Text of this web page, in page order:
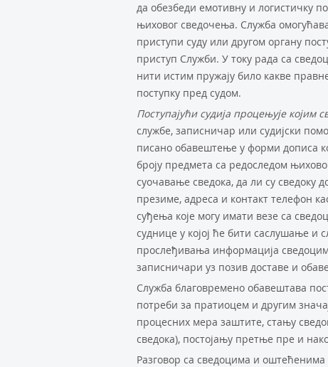
да обезбеди емотивну и логистичку
њиховог сведочења. Служба
приступи суду или другом органу
приступ Служби. У току рада са
нити истим пружају било какве
поступку пред судом.
Поступајући судија процењује
службе, записничар или судијски
писано обавештење у форми дописа
броју предмета са редоследом
суочавање сведока, да ли су
презиме, адреса и контакт телефон
суђења које могу имати везе са
суднице у којој ће бити саслушање
прослеђивања информација
записничари уз позив доставе и
Служба благовремено обавештава
потреби за пратиоцем и другим
процесних мера заштите, стању
сведока), постојању претње пре и
Разговор са сведоцима и оштећенима